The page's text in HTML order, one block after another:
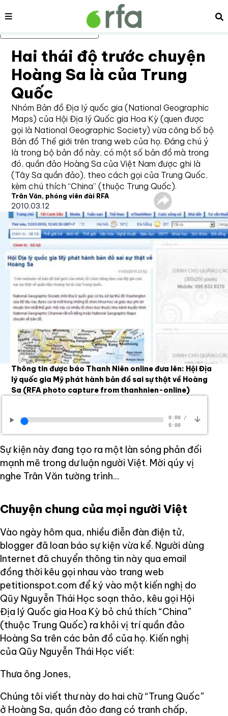
Bỏ qua nội dung chính
Nội dung
Hai thái độ trước chuyện
Hoàng Sa là của Trung
Quốc
Nhóm Bản đồ Địa lý quốc gia (National Geographic
Maps) của Hội Địa lý Quốc gia Hoa Kỳ (quen được
gọi là National Geographic Society) vừa công bố bộ
Bản đồ Thế giới trên trang web của họ. Đáng chú ý
là trong bộ bản đồ này, có một số bản đồ mà trong
đó, quần đảo Hoàng Sa của Việt Nam được ghi là
(Tây Sa quần đảo), theo cách gọi của Trung Quốc,
kèm chú thích “China” (thuộc Trung Quốc).
Trân Văn, phóng viên đài RFA
2010.03.12
Thông tin được báo Thanh Niên online đưa lên: Hội Địa
lý quốc gia Mỹ phát hành bản đồ sai sự thật về Hoàng
Sa (RFA photo capture from thanhnien-online)
0:00/
0:00
Sự kiện này đang tạo ra một làn sóng phản đối
mạnh mẽ trong dư luận người Việt. Mời qúy vị
nghe Trân Văn tường trình...
Chuyện chung của mọi người Việt
Vào ngày hôm qua, nhiều điễn đàn điện tử,
blogger đã loan báo sự kiện vừa kể. Người dùng
Internet đã chuyển thông tin này qua email
đồng thời kêu gọi nhau vào trang web
petitionspot.com để ký vào một kiến nghị do
Qũy Nguyễn Thái Học soạn thảo, kêu gọi Hội
Địa lý Quốc gia Hoa Kỳ bỏ chú thích “China”
(thuộc Trung Quốc) ra khỏi vị trí quần đảo
Hoàng Sa trên các bản đồ của họ. Kiến nghị
của Qũy Nguyễn Thái Học viết:
Thưa ông Jones,
Chúng tôi viết thư này do hai chữ “Trung Quốc”
ở Hoàng Sa, quần đảo đang có tranh chấp,